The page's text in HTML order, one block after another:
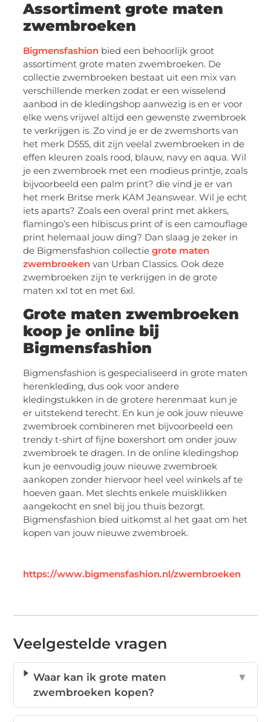
Assortiment grote maten
zwembroeken
Bigmensfashion bied een behoorlijk groot
assortiment grote maten zwembroeken. De
collectie zwembroeken bestaat uit een mix van
verschillende merken zodat er een wisselend
aanbod in de kledingshop aanwezig is en er voor
elke wens vrijwel altijd een gewenste zwembroek
te verkrijgen is. Zo vind je er de zwemshorts van
het merk D555, dit zijn veelal zwembroeken in de
effen kleuren zoals rood, blauw, navy en aqua. Wil
je een zwembroek met een modieus printje, zoals
bijvoorbeeld een palm print? die vind je er van
het merk Britse merk KAM Jeanswear. Wil je echt
iets aparts? Zoals een overal print met akkers,
flamingo’s een hibiscus print of is een camouflage
print helemaal jouw ding? Dan slaag je zeker in
de Bigmensfashion collectiegrote maten
zwembroeken van Urban Classics. Ook deze
zwembroeken zijn te verkrijgen in de grote
maten xxl tot en met 6xl.
Grote maten zwembroeken
koop je online bij
Bigmensfashion
Bigmensfashion is gespecialiseerd in grote maten
herenkleding, dus ook voor andere
kledingstukken in de grotere herenmaat kun je
er uitstekend terecht. En kun je ook jouw nieuwe
zwembroek combineren met bijvoorbeeld een
trendy t-shirt of fijne boxershort om onder jouw
zwembroek te dragen. In de online kledingshop
kun je eenvoudig jouw nieuwe zwembroek
aankopen zonder hiervoor heel veel winkels af te
hoeven gaan. Met slechts enkele muisklikken
aangekocht en snel bij jou thuis bezorgt.
Bigmensfashion bied uitkomst al het gaat om het
kopen van jouw nieuwe zwembroek.
https://www.bigmensfashion.nl/zwembroeken
Veelgestelde vragen
Waar kan ik grote maten
zwembroeken kopen?
▼